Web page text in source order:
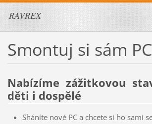
RAVREX
Smontuj si sám PC
Nabízíme zážitkovou
děti i dospělé
Sháníte nové PC a chcete si ho sami